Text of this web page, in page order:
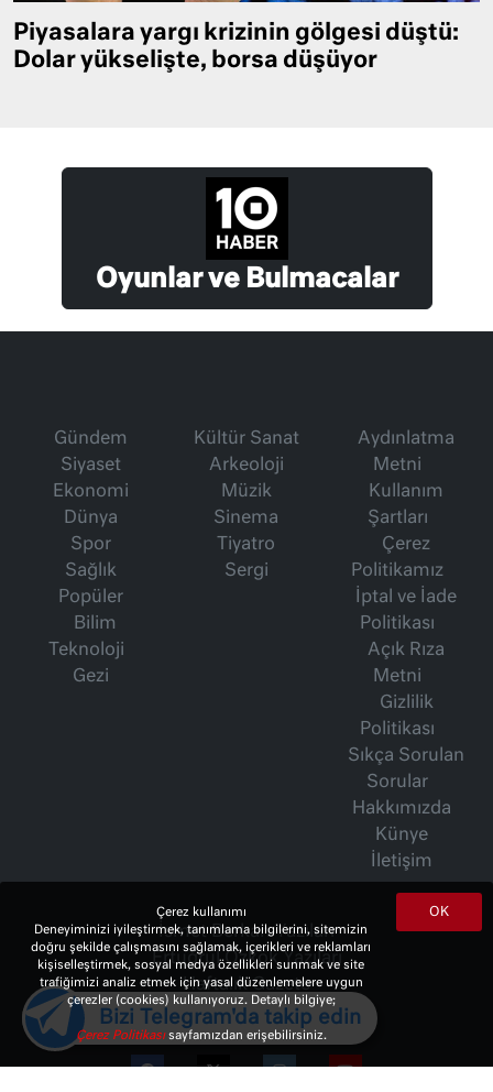
Piyasalara yargı krizinin gölgesi düştü:
Dolar yükselişte, borsa düşüyor
Oyunlar ve Bulmacalar
Gündem
Siyaset
Ekonomi
Dünya
Spor
Sağlık
Popüler
Bilim
Teknoloji
Gezi
Kültür Sanat
Arkeoloji
Müzik
Sinema
Tiyatro
Sergi
Aydınlatma
Metni
Kullanım
Şartları
Çerez
Politikamız
İptal ve İade
Politikası
Açık Rıza
Metni
Gizlilik
Politikası
Sıkça Sorulan
Sorular
Hakkımızda
Künye
İletişim
İsmet Berkan Yazıları
Ertuğrul Özkök Yazıları
Haftalık Gazete
OK
Çerez kullanımı
Deneyiminizi iyileştirmek, tanımlama bilgilerini, sitemizin
doğru şekilde çalışmasını sağlamak, içerikleri ve reklamları
kişiselleştirmek, sosyal medya özellikleri sunmak ve site
trafiğimizi analiz etmek için yasal düzenlemelere uygun
çerezler (cookies) kullanıyoruz. Detaylı bilgiye;
Çerez Politikasısayfamızdan erişebilirsiniz.
Bizi Telegram'da takip edin